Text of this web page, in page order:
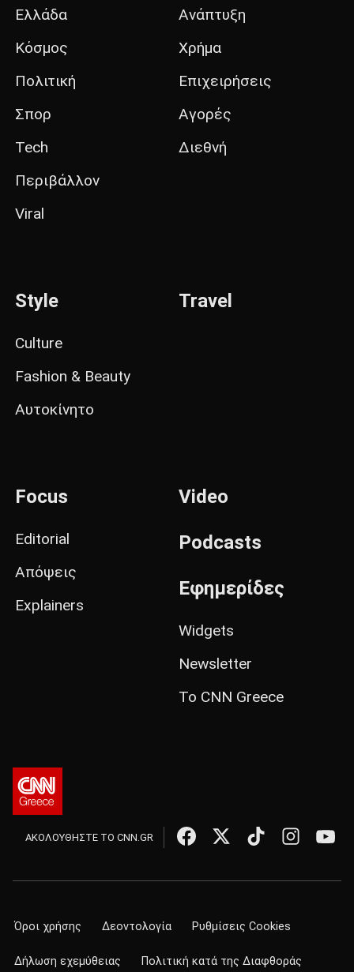
Ελλάδα
Κόσμος
Πολιτική
Σπορ
Tech
Περιβάλλον
Viral
Ανάπτυξη
Χρήμα
Επιχειρήσεις
Αγορές
Διεθνή
Style
Culture
Fashion & Beauty
Αυτοκίνητο
Travel
Focus
Editorial
Απόψεις
Explainers
Video
Podcasts
Εφημερίδες
Widgets
Newsletter
Το CNN Greece
ΑΚΟΛΟΥΘΗΣΤΕ ΤΟ CNN.GR
Όροι χρήσης Δεοντολογία Ρυθμίσεις Cookies
Δήλωση εχεμύθειας Πολιτική κατά της Διαφθοράς